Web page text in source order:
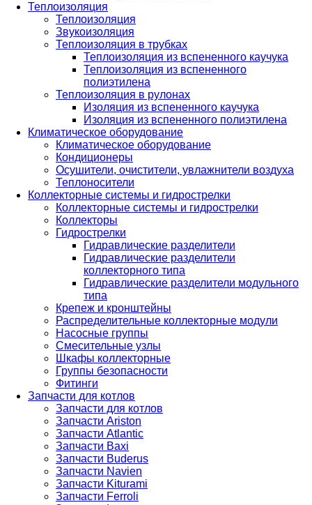
Теплоизоляция
Теплоизоляция
Звукоизоляция
Теплоизоляция в трубках
Теплоизоляция из вспененного каучука
Теплоизоляция из вспененного
полиэтилена
Теплоизоляция в рулонах
Изоляция из вспененного каучука
Изоляция из вспененного полиэтилена
Климатическое оборудование
Климатическое оборудование
Кондиционеры
Осушители, очистители, увлажнители воздуха
Теплоносители
Коллекторные системы и гидрострелки
Коллекторные системы и гидрострелки
Коллекторы
Гидрострелки
Гидравлические разделители
Гидравлические разделители
коллекторного типа
Гидравлические разделители модульного
типа
Крепеж и кронштейны
Распределительные коллекторные модули
Насосные группы
Смесительные узлы
Шкафы коллекторные
Группы безопасности
Фитинги
Запчасти для котлов
Запчасти для котлов
Запчасти Ariston
Запчасти Atlantic
Запчасти Baxi
Запчасти Buderus
Запчасти Navien
Запчасти Kiturami
Запчасти Ferroli